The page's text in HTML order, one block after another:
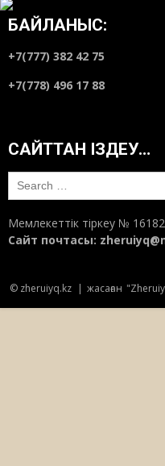
туралы ой
Ауызашар
Маусым
Шәкәрім
тірегі
БАЙЛАНЫС:
+7(777) 382 42 75
+7(778) 496 17 88
САЙТТАН ІЗДЕУ…
Search
for:
Мемлекеттік тіркеу №
Сайт почтасы:
© zheruiyq.kz | жасаған